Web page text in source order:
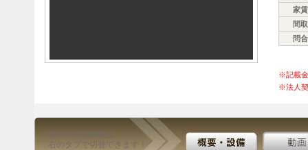
家
間
問
※記載
※法人契
物件の詳細情報は
右のタブで切替できます！